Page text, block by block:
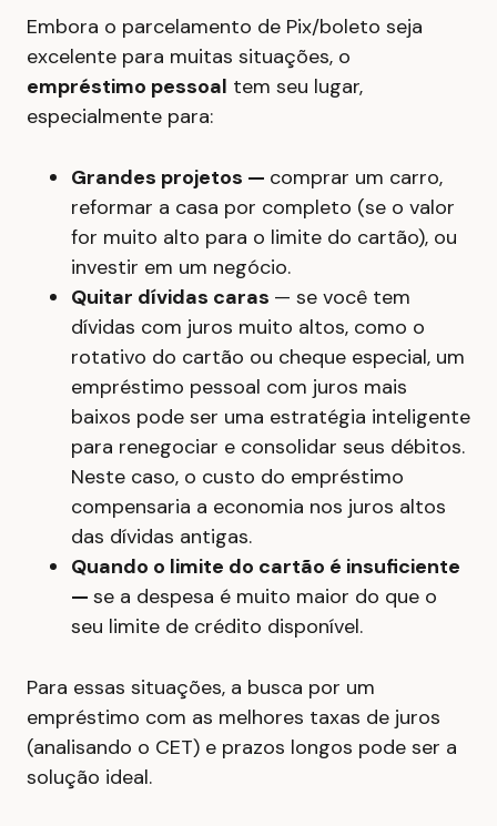
Embora o parcelamento de Pix/boleto seja
excelente para muitas situações, o
empréstimo pessoal tem seu lugar,
especialmente para:
Grandes projetos — comprar um carro,
reformar a casa por completo (se o valor
for muito alto para o limite do cartão), ou
investir em um negócio.
Quitar dívidas caras — se você tem
dívidas com juros muito altos, como o
rotativo do cartão ou cheque especial, um
empréstimo pessoal com juros mais
baixos pode ser uma estratégia inteligente
para renegociar e consolidar seus débitos.
Neste caso, o custo do empréstimo
compensaria a economia nos juros altos
das dívidas antigas.
Quando o limite do cartão é insuficiente
— se a despesa é muito maior do que o
seu limite de crédito disponível.
Para essas situações, a busca por um
empréstimo com as melhores taxas de juros
(analisando o CET) e prazos longos pode ser a
solução ideal.